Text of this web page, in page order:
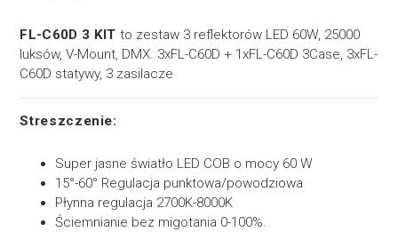
FL-C60D 3 KIT to zestaw 3 reflektorów LED 60W, 25000
luksów, V-Mount, DMX. 3xFL-C60D + 1xFL-C60D 3Case, 3xFL-
C60D statywy, 3 zasilacze
Streszczenie:
Super jasne światło LED COB o mocy 60 W
15°-60° Regulacja punktowa/powodziowa
Płynna regulacja 2700K-8000K
Ściemnianie bez migotania 0-100%.